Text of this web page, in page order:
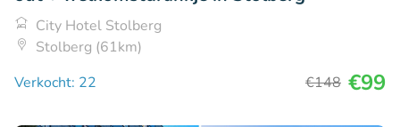
City Hotel Stolberg
Stolberg (61km)
Verkocht: 22
€148 €99